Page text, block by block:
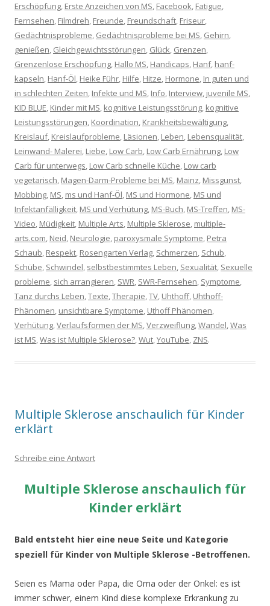
Erschöpfung, Erste Anzeichen von MS, Facebook, Fatigue,
Fernsehen, Filmdreh, Freunde, Freundschaft, Friseur,
Gedächtnisprobleme, Gedächtnisprobleme bei MS, Gehirn,
genießen, Gleichgewichtsstörungen, Glück, Grenzen,
Grenzenlose Erschöpfung, Hallo MS, Handicaps, Hanf, hanf-
kapseln, Hanf-Öl, Heike Führ, Hilfe, Hitze, Hormone, In guten und
in schlechten Zeiten, Infekte und MS, Info, Interview, juvenile MS,
KID BLUE, Kinder mit MS, kognitive Leistungsstörung, kognitive
Leistungsstörungen, Koordination, Krankheitsbewältigung,
Kreislauf, Kreislaufprobleme, Läsionen, Leben, Lebensqualität,
Leinwand- Malerei, Liebe, Low Carb, Low Carb Ernährung, Low
Carb für unterwegs, Low Carb schnelle Küche, Low carb
vegetarisch, Magen-Darm-Probleme bei MS, Mainz, Missgunst,
Mobbing, MS, ms und Hanf-Öl, MS und Hormone, MS und
Infektanfälligkeit, MS und Verhütung, MS-Buch, MS-Treffen, MS-
Video, Müdigkeit, Multiple Arts, Multiple Sklerose, multiple-
arts.com, Neid, Neurologie, paroxysmale Symptome, Petra
Schaub, Respekt, Rosengarten Verlag, Schmerzen, Schub,
Schübe, Schwindel, selbstbestimmtes Leben, Sexualität, Sexuelle
probleme, sich arrangieren, SWR, SWR-Fernsehen, Symptome,
Tanz durchs Leben,Texte,Therapie,TV, Uhthoff, Uhthoff-
Phänomen, unsichtbare Symptome, Uthoff Phänomen,
Verhütung,Verlaufsformen der MS,Verzweiflung,Wandel,Was
ist MS,Was ist Multiple Sklerose?,Wut,YouTube, ZNS.
Multiple Sklerose anschaulich für Kinder
erklärt
Schreibe eine Antwort
Multiple Sklerose anschaulich für
Kinder erklärt
Bald entsteht hier eine neue Seite und Kategorie
speziell für Kinder von Multiple Sklerose -Betroffenen.
Seien es Mama oder Papa, die Oma oder der Onkel: es ist
immer schwer, einem Kind diese komplexe Erkrankung zu